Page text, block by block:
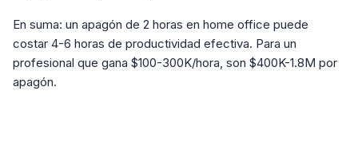
En suma: un apagón de 2 horas en home office puede
costar 4-6 horas de productividad efectiva. Para un
profesional que gana $100-300K/hora, son $400K-1.8M por
apagón.